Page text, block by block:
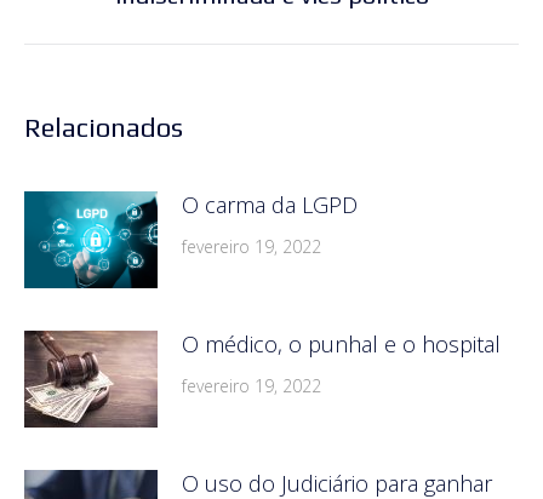
post:
Relacionados
O carma da LGPD
fevereiro 19, 2022
O médico, o punhal e o hospital
fevereiro 19, 2022
O uso do Judiciário para ganhar